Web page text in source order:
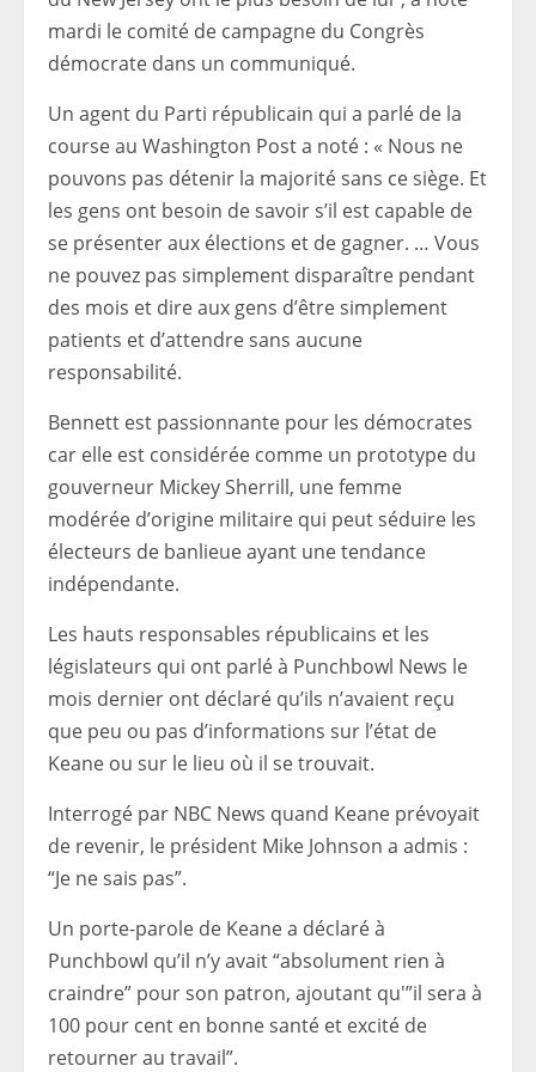
mardi le comité de campagne du Congrès
démocrate dans un communiqué.
Un agent du Parti républicain qui a parlé de la
course au Washington Post a noté : « Nous ne
pouvons pas détenir la majorité sans ce siège. Et
les gens ont besoin de savoir s’il est capable de
se présenter aux élections et de gagner. … Vous
ne pouvez pas simplement disparaître pendant
des mois et dire aux gens d’être simplement
patients et d’attendre sans aucune
responsabilité.
Bennett est passionnante pour les démocrates
car elle est considérée comme un prototype du
gouverneur Mickey Sherrill, une femme
modérée d’origine militaire qui peut séduire les
électeurs de banlieue ayant une tendance
indépendante.
Les hauts responsables républicains et les
législateurs qui ont parlé à Punchbowl News le
mois dernier ont déclaré qu’ils n’avaient reçu
que peu ou pas d’informations sur l’état de
Keane ou sur le lieu où il se trouvait.
Interrogé par NBC News quand Keane prévoyait
de revenir, le président Mike Johnson a admis :
“Je ne sais pas”.
Un porte-parole de Keane a déclaré à
Punchbowl qu’il n’y avait “absolument rien à
craindre” pour son patron, ajoutant qu'”il sera à
100 pour cent en bonne santé et excité de
retourner au travail”.